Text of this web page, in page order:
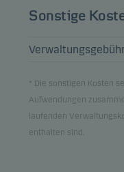
Sonstige
* Die sonstigen Kosten
Aufwendungen
laufenden
enthalten sind.